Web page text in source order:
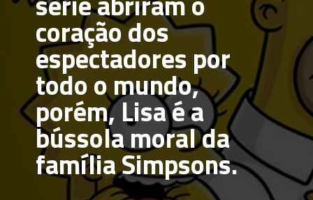
coração dos
espectadores por
todo o mundo,
porém, Lisa é a
bússola moral da
família Simpsons.